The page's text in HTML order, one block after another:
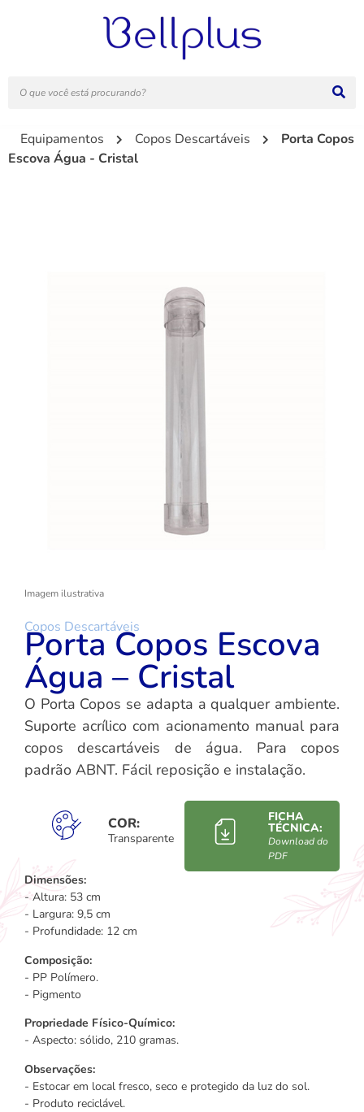
Equipamentos Copos Descartáveis
Porta Copos
Escova Água - Cristal
Imagem ilustrativa
Copos Descartáveis
Porta Copos Escova
Água – Cristal
O Porta Copos se adapta a qualquer ambiente.
Suporte acrílico com acionamento manual para
copos descartáveis de água. Para copos
padrão ABNT. Fácil reposição e instalação.
COR:
Transparente
FICHA
TÉCNICA:
Download do
PDF
Dimensões:
- Altura: 53 cm
- Largura: 9,5 cm
- Profundidade: 12 cm
Composição:
- PP Polímero.
- Pigmento
Propriedade Físico-Químico:
- Aspecto: sólido, 210 gramas.
Observações:
- Estocar em local fresco, seco e protegido da luz do sol.
- Produto reciclável.